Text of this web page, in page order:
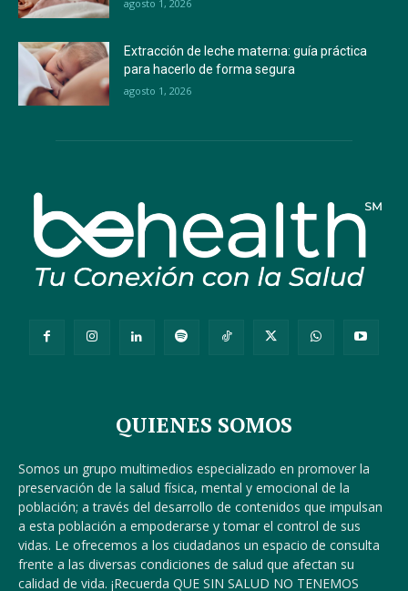
agosto 1, 2026
Extracción de leche materna: guía práctica
para hacerlo de forma segura
agosto 1, 2026
QUIENES SOMOS
Somos un grupo multimedios especializado en promover la
preservación de la salud física, mental y emocional de la
población; a través del desarrollo de contenidos que impulsan
a esta población a empoderarse y tomar el control de sus
vidas. Le ofrecemos a los ciudadanos un espacio de consulta
frente a las diversas condiciones de salud que afectan su
calidad de vida. ¡Recuerda QUE SIN SALUD NO TENEMOS